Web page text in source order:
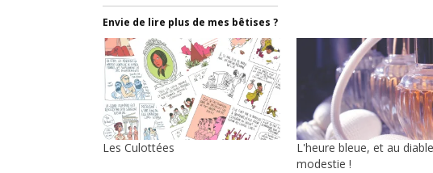
Envie de lire plus de mes bêtises ?
Les Culottées
L'heure bleue, et au
modestie !